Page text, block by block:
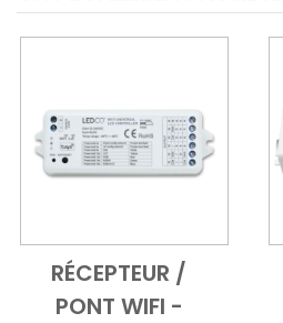
Add to CartVue d'ensemble
RÉCEPTEUR /
PONT WIFI -